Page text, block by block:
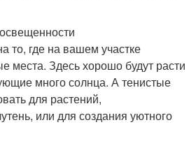
то, где на вашем участке
места. Здесь хорошо будут расти
много солнца. А тенистые
для растений,
или для создания уютного